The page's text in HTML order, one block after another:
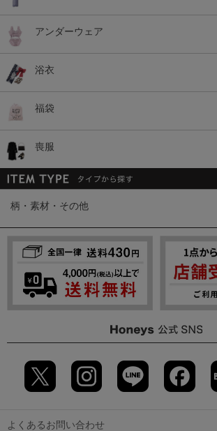
アンダーウェア
浴衣
福袋
喪服
柄・素材・その他
よくあるお問い合わせ